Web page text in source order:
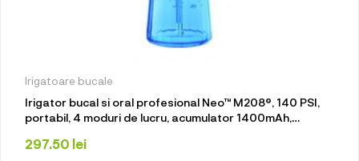
Irigatoare bucale
Irigator bucal si oral profesional Neo™ M208®, 140 PSI,
portabil, 4 moduri de lucru, acumulator 1400mAh,
297.50 lei